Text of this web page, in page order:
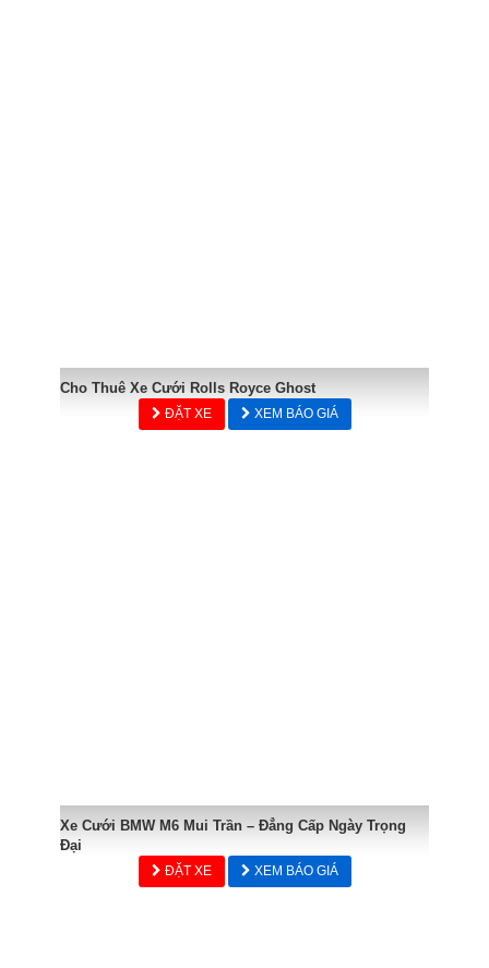
Cho Thuê Xe Cưới Rolls Royce Ghost
ĐẶT XE XEM BÁO GIÁ
Xe Cưới BMW M6 Mui Trần – Đẳng Cấp Ngày Trọng
Đại
ĐẶT XE XEM BÁO GIÁ